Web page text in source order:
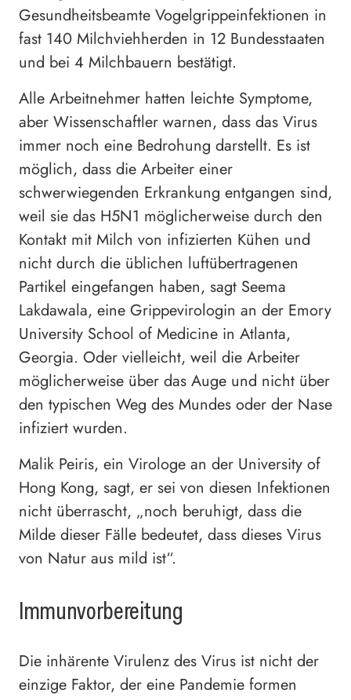
Gesundheitsbeamte Vogelgrippeinfektionen in
fast 140 Milchviehherden in 12 Bundesstaaten
und bei 4 Milchbauern bestätigt.
Alle Arbeitnehmer hatten leichte Symptome,
aber Wissenschaftler warnen, dass das Virus
immer noch eine Bedrohung darstellt. Es ist
möglich, dass die Arbeiter einer
schwerwiegenden Erkrankung entgangen sind,
weil sie das H5N1 möglicherweise durch den
Kontakt mit Milch von infizierten Kühen und
nicht durch die üblichen luftübertragenen
Partikel eingefangen haben, sagt Seema
Lakdawala, eine Grippevirologin an der Emory
University School of Medicine in Atlanta,
Georgia. Oder vielleicht, weil die Arbeiter
möglicherweise über das Auge und nicht über
den typischen Weg des Mundes oder der Nase
infiziert wurden.
Malik Peiris, ein Virologe an der University of
Hong Kong, sagt, er sei von diesen Infektionen
nicht überrascht, „noch beruhigt, dass die
Milde dieser Fälle bedeutet, dass dieses Virus
von Natur aus mild ist“.
Immunvorbereitung
Die inhärente Virulenz des Virus ist nicht der
einzige Faktor, der eine Pandemie formen